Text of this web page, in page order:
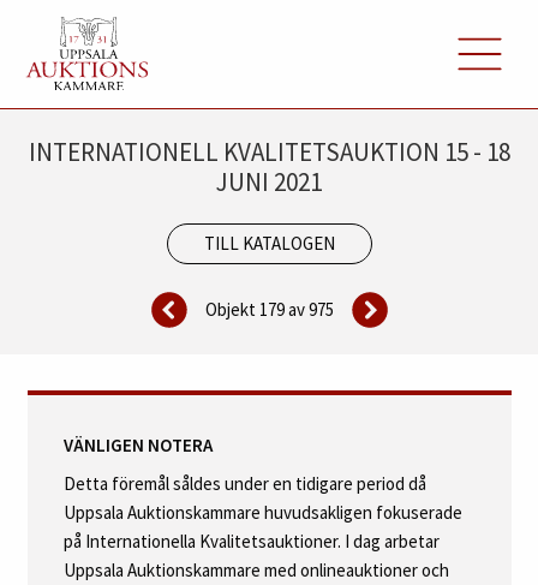
INTERNATIONELL KVALITETSAUKTION 15 - 18
JUNI 2021
TILL KATALOGEN
Objekt 179 av975
VÄNLIGEN NOTERA
Detta föremål såldes under en tidigare period då
Uppsala Auktionskammare huvudsakligen fokuserade
på Internationella Kvalitetsauktioner. I dag arbetar
Uppsala Auktionskammare med onlineauktioner och